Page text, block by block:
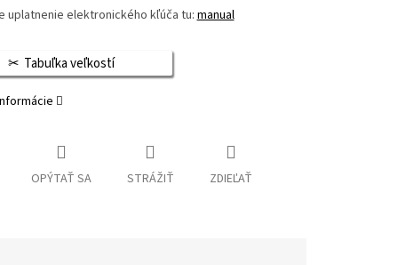
uplatnenie elektronického kľúča tu:manual
Tabuľka veľkostí
OPÝTAŤ SA STRÁŽIŤ ZDIEĽAŤ